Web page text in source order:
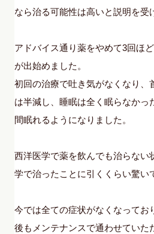
なら治る可能性は高いと説明を受
アドバイス通り薬をやめて3回ほ
が出始めました。
初回の治療で吐き気がなくなり、
は半減し、睡眠は全く眠らなかっ
間眠れるようになりました。
西洋医学で薬を飲んでも治らない
学で治ったことに引くくらい驚い
今では全ての症状がなくなってお
後もメンテナンスで通わせていた